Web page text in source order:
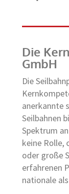
​Die
GmbH
Die
anerkannte
Seilbahnen
Spektrum
keine Rolle,
oder große
erfahrenen
nationale